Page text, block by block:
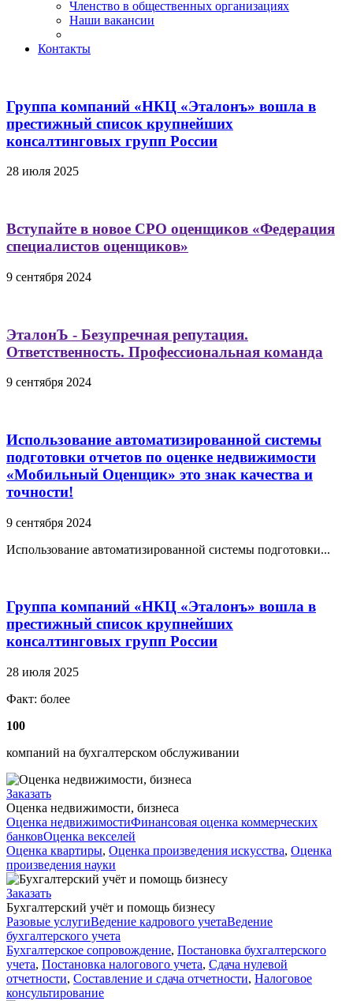
Членство в общественных организациях
Наши вакансии
Контакты
Группа компаний «НКЦ «Эталонъ» вошла в
престижный список крупнейших
консалтинговых групп России
28 июля 2025
Вступайте в новое СРО оценщиков «Федерация
специалистов оценщиков»
9 сентября 2024
ЭталонЪ - Безупречная репутация.
Ответственность. Профессиональная команда
9 сентября 2024
Использование автоматизированной системы
подготовки отчетов по оценке недвижимости
«Мобильный Оценщик» это знак качества и
точности!
9 сентября 2024
Использование автоматизированной системы подготовки...
Группа компаний «НКЦ «Эталонъ» вошла в
престижный список крупнейших
консалтинговых групп России
28 июля 2025
Факт: более
100
компаний на бухгалтерском обслуживании
Заказать
Оценка недвижимости, бизнеса
Оценка недвижимостиФинансовая оценка коммерческих
банковОценка векселей
Оценка квартиры, Оценка произведения искусства, Оценка
произведения науки
Заказать
Бухгалтерский учёт и помощь бизнесу
Разовые услугиВедение кадрового учетаВедение
бухгалтерского учета
Бухгалтерское сопровождение, Постановка бухгалтерского
учета, Постановка налогового учета, Сдача нулевой
отчетности, Составление и сдача отчетности, Налоговое
консультирование